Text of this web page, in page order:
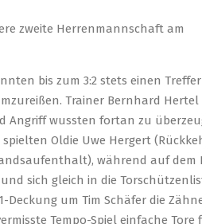
zweite Herrenmannschaft am
bis zum 3:2 stets einen Treffer
Trainer Bernhard
wussten fortan zu
Oldie Uwe Hergert
während auf dem
sich gleich in die
um Tim Schäfer die
Tempo-Spiel einfache Tore